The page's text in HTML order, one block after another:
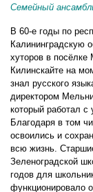
Семейный
В 60-е годы по
Калининградскую
хуторов в посёлке
Килинскайте на
знал русского
директором
который работал с
Благодаря в том
освоились и
всю жизнь.
Зеленоградской
годов для
функционировало